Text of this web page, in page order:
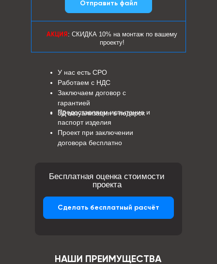
АКЦИЯ : СКИДКА 10% на монтаж по вашему
проекту!
Предоставляем испытание и
паспорт изделия
Проект при заключении
договора бесплатно
У нас есть СРО
Работаем с НДС
Заключаем договор с
гарантией
3Д визуализация в подарок
Отправить файл
НАШИ ПРЕИМУЩЕСТВА
Бесплатная оценка стоимости
проекта
Сделать бесплатный расчёт